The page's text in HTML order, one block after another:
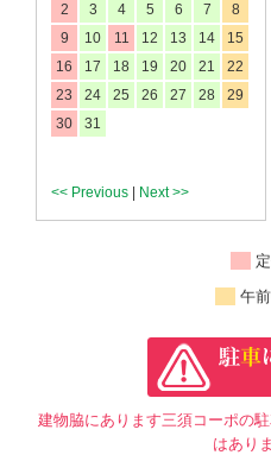
<< Previous Next >>
2
3 4 5 6 7
8
9
10 11 12 13 14
15
16
17 18 19 20 21
22
23
24 25 26 27 28
29
30
31
午
建物脇にあります三須コーポの
はあり